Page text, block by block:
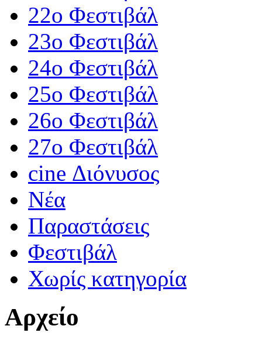
22ο Φεστιβάλ
23ο Φεστιβάλ
24ο Φεστιβάλ
25ο Φεστιβάλ
26ο Φεστιβάλ
27ο Φεστιβάλ
cine Διόνυσος
Νέα
Παραστάσεις
Φεστιβάλ
Χωρίς κατηγορία
Αρχείο